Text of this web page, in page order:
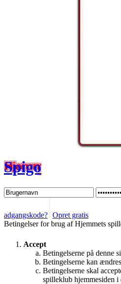
Spigo
adgangskode? Opret gratis
Betingelser for brug af Hjemmets
Accept
Betingelserne på denne
Betingelserne kan
Betingelserne skal
spilleklub hjemmesiden i